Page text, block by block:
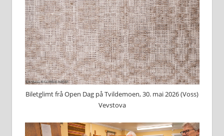
Biletglimt frå Open Dag på Tvildemoen, 30. mai 2026 (Voss)
Vevstova